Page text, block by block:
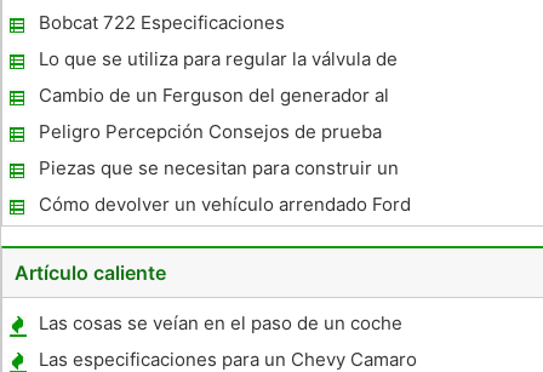
Bobcat 722 Especificaciones
Lo que se utiliza para regular la válvula de
sincronización y de encendido en motores
de combustión interna?
Cambio de un Ferguson del generador al
alternador
Peligro Percepción Consejos de prueba
Piezas que se necesitan para construir un
Go Kart
Cómo devolver un vehículo arrendado Ford
Artículo caliente
Las cosas se veían en el paso de un coche
de Inspección de Texas
Las especificaciones para un Chevy Camaro